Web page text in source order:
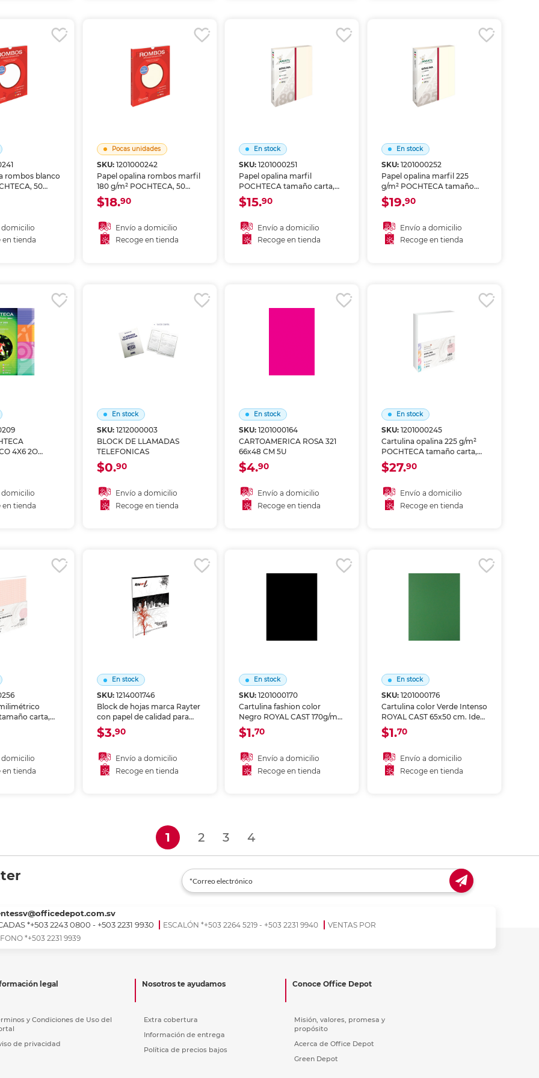
rombos blanco
50
sedoso con
en relieve.
y material
elegante.
domicilio
en tienda
Pocas unidades
SKU: 1201000242
Papel opalina rombos marfil
180 g/m² POCHTECA, 50
hojas. Acabado sedoso con
textura de rombos en relieve.
diplomas, menús y material
de presentación elegante.
$18.90
Envío a domicilio
Recoge en tienda
En stock
SKU: 1201000251
Papel opalina marfil
POCHTECA tamaño carta,
180 g/m², 100 hojas. Acabado
sedoso con ligera textura
invitaciones, diplomas,
menús y material de
presentación elegante.
$15.90
Envío a domicilio
Recoge en tienda
En stock
SKU: 1201000252
Papel opalina marfil 225
g/m² POCHTECA tamaño
carta, 100 hojas. Extra
gramaje para invitaciones de
presentación de alta gama.
Acabado sedoso nacarado.
$19.90
Envío a domicilio
Recoge en tienda
4X6 2O
domicilio
en tienda
En stock
SKU: 1212000003
BLOCK DE LLAMADAS
TELEFONICAS
$0.90
Envío a domicilio
Recoge en tienda
En stock
SKU: 1201000164
CARTOAMERICA ROSA 321
66x48 CM 5U
$4.90
Envío a domicilio
Recoge en tienda
En stock
SKU: 1201000245
Cartulina opalina 225 g/m²
POCHTECA tamaño carta,
100 hojas. Extra gramaje con
superficie sedosa nacarada,
lujo, tarjetas, diplomas y
material de presentación de
alta gama.
$27.90
Envío a domicilio
Recoge en tienda
carta,
cuadrícula
para
matemáticas.
y finas de
domicilio
en tienda
En stock
SKU: 1214001746
Block de hojas marca Rayter
con papel de calidad para
apuntes, dibujos o
impresiones. Hojas fáciles de
práctico para escuela u
oficina.
$3.90
Envío a domicilio
Recoge en tienda
En stock
SKU: 1201000170
Cartulina fashion color
Negro ROYAL CAST 170g/m²
65x50 cm. Ideal para
manualidades,
escolares y diseno grafico.
Superficie de calidad que
permite el uso de
$1.70
Envío a domicilio
Recoge en tienda
En stock
SKU: 1201000176
Cartulina color Verde Intenso
ROYAL CAST 65x50 cm. Ideal
para manualidades,
presentaciones, proyectos
Superficie de calidad que
permite el uso de
marcadores, temperas y peg
$1.70
Envío a domicilio
Recoge en tienda
1 (current)
2 3 4
*+503 2243 0800 - +503 2231 9930
ESCALÓN *+503 2264 5219 - +503 2231 9940
VENTAS POR
*+503 2231 9939
legal
y Condiciones de Uso del
de privacidad
Nosotros te ayudamos
Extra cobertura
Información de entrega
Política de precios bajos
Conoce Office Depot
Misión, valores, promesa y
propósito
Acerca de Office Depot
Green Depot